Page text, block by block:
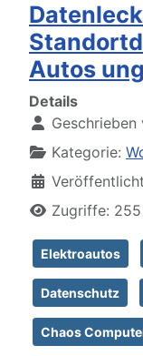
Autos
Details
Geschrieben
Kategorie:
Zugriffe: 255
Elektroautos
Datenschutz
Chaos